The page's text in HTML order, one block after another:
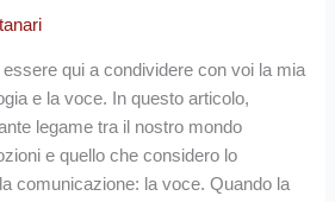
qui a condividere con voi la mia
e la voce. In questo articolo,
legame tra il nostro mondo
e quello che considero lo
comunicazione: la voce. Quando la